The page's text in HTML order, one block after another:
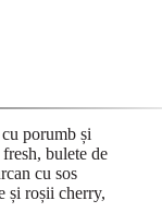
porumb și
bulete de
cu sos
și roșii cherry,